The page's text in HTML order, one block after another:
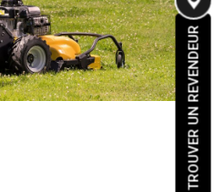
TROUVER UN REVENDEUR